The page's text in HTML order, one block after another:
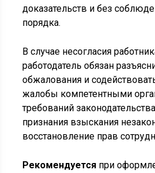
доказательств и без
порядка.
В случае несогласия
работодатель обязан
обжалования и
жалобы компетентными
требований
признания взыскания
восстановление прав
Рекомендуется при